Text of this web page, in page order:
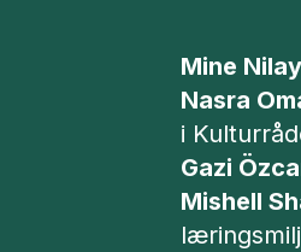
Mine
Nasra
i
Gazi
Mishell